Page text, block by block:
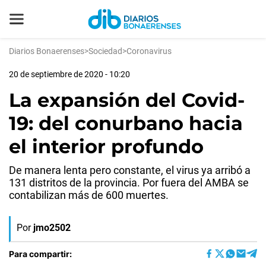
Diarios Bonaerenses>Sociedad>Coronavirus
20 de septiembre de 2020 - 10:20
La expansión del Covid-
19: del conurbano hacia
el interior profundo
De manera lenta pero constante, el virus ya arribó a
131 distritos de la provincia. Por fuera del AMBA se
contabilizan más de 600 muertes.
Por jmo2502
Para compartir: